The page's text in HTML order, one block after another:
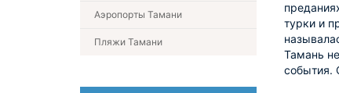
турки и
Тамань
события.
Аэропорты Тамани
Пляжи Тамани